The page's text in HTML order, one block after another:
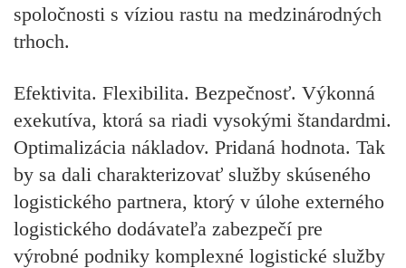
spoločnosti s víziou rastu na medzinárodných
trhoch.
Efektivita. Flexibilita. Bezpečnosť. Výkonná
exekutíva, ktorá sa riadi vysokými štandardmi.
Optimalizácia nákladov. Pridaná hodnota. Tak
by sa dali charakterizovať služby skúseného
logistického partnera, ktorý v úlohe externého
logistického dodávateľa zabezpečí pre
výrobné podniky komplexné logistické služby